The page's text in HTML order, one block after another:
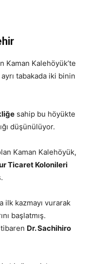
Kaman Kalehöyük’te
tabakada iki binin
sahip bu höyükte
düşünülüyor.
Kaman Kalehöyük,
Ticaret Kolonileri
ilk kazmayı vurarak
başlatmış.
Dr. Sachihiro